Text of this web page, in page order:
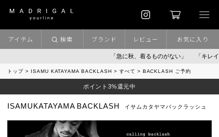
「急に秋、着るものがない」 「キレイ
アイテム 検索 ブランド レビュー お気に入り
トップ ISAMU KATAYAMA BACKLASH すべて BACKLASH ご予約
ポイント3%還元中
ISAMUKATAYAMA BACKLASH イサムカタヤマバックラッシュ